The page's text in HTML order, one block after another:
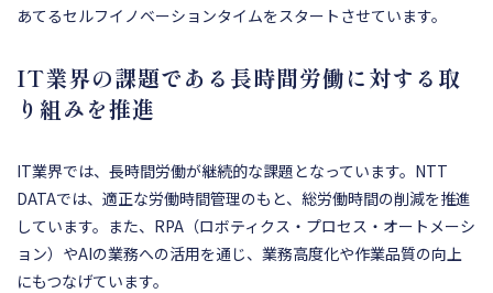
あてるセルフイノベーションタイムをスタートさせています。
IT業界の課題である長時間労働に対する取
り組みを推進
IT業界では、長時間労働が継続的な課題となっています。NTT
DATAでは、適正な労働時間管理のもと、総労働時間の削減を推進
しています。また、RPA（ロボティクス・プロセス・オートメーシ
ョン）やAIの業務への活用を通じ、業務高度化や作業品質の向上
にもつなげています。